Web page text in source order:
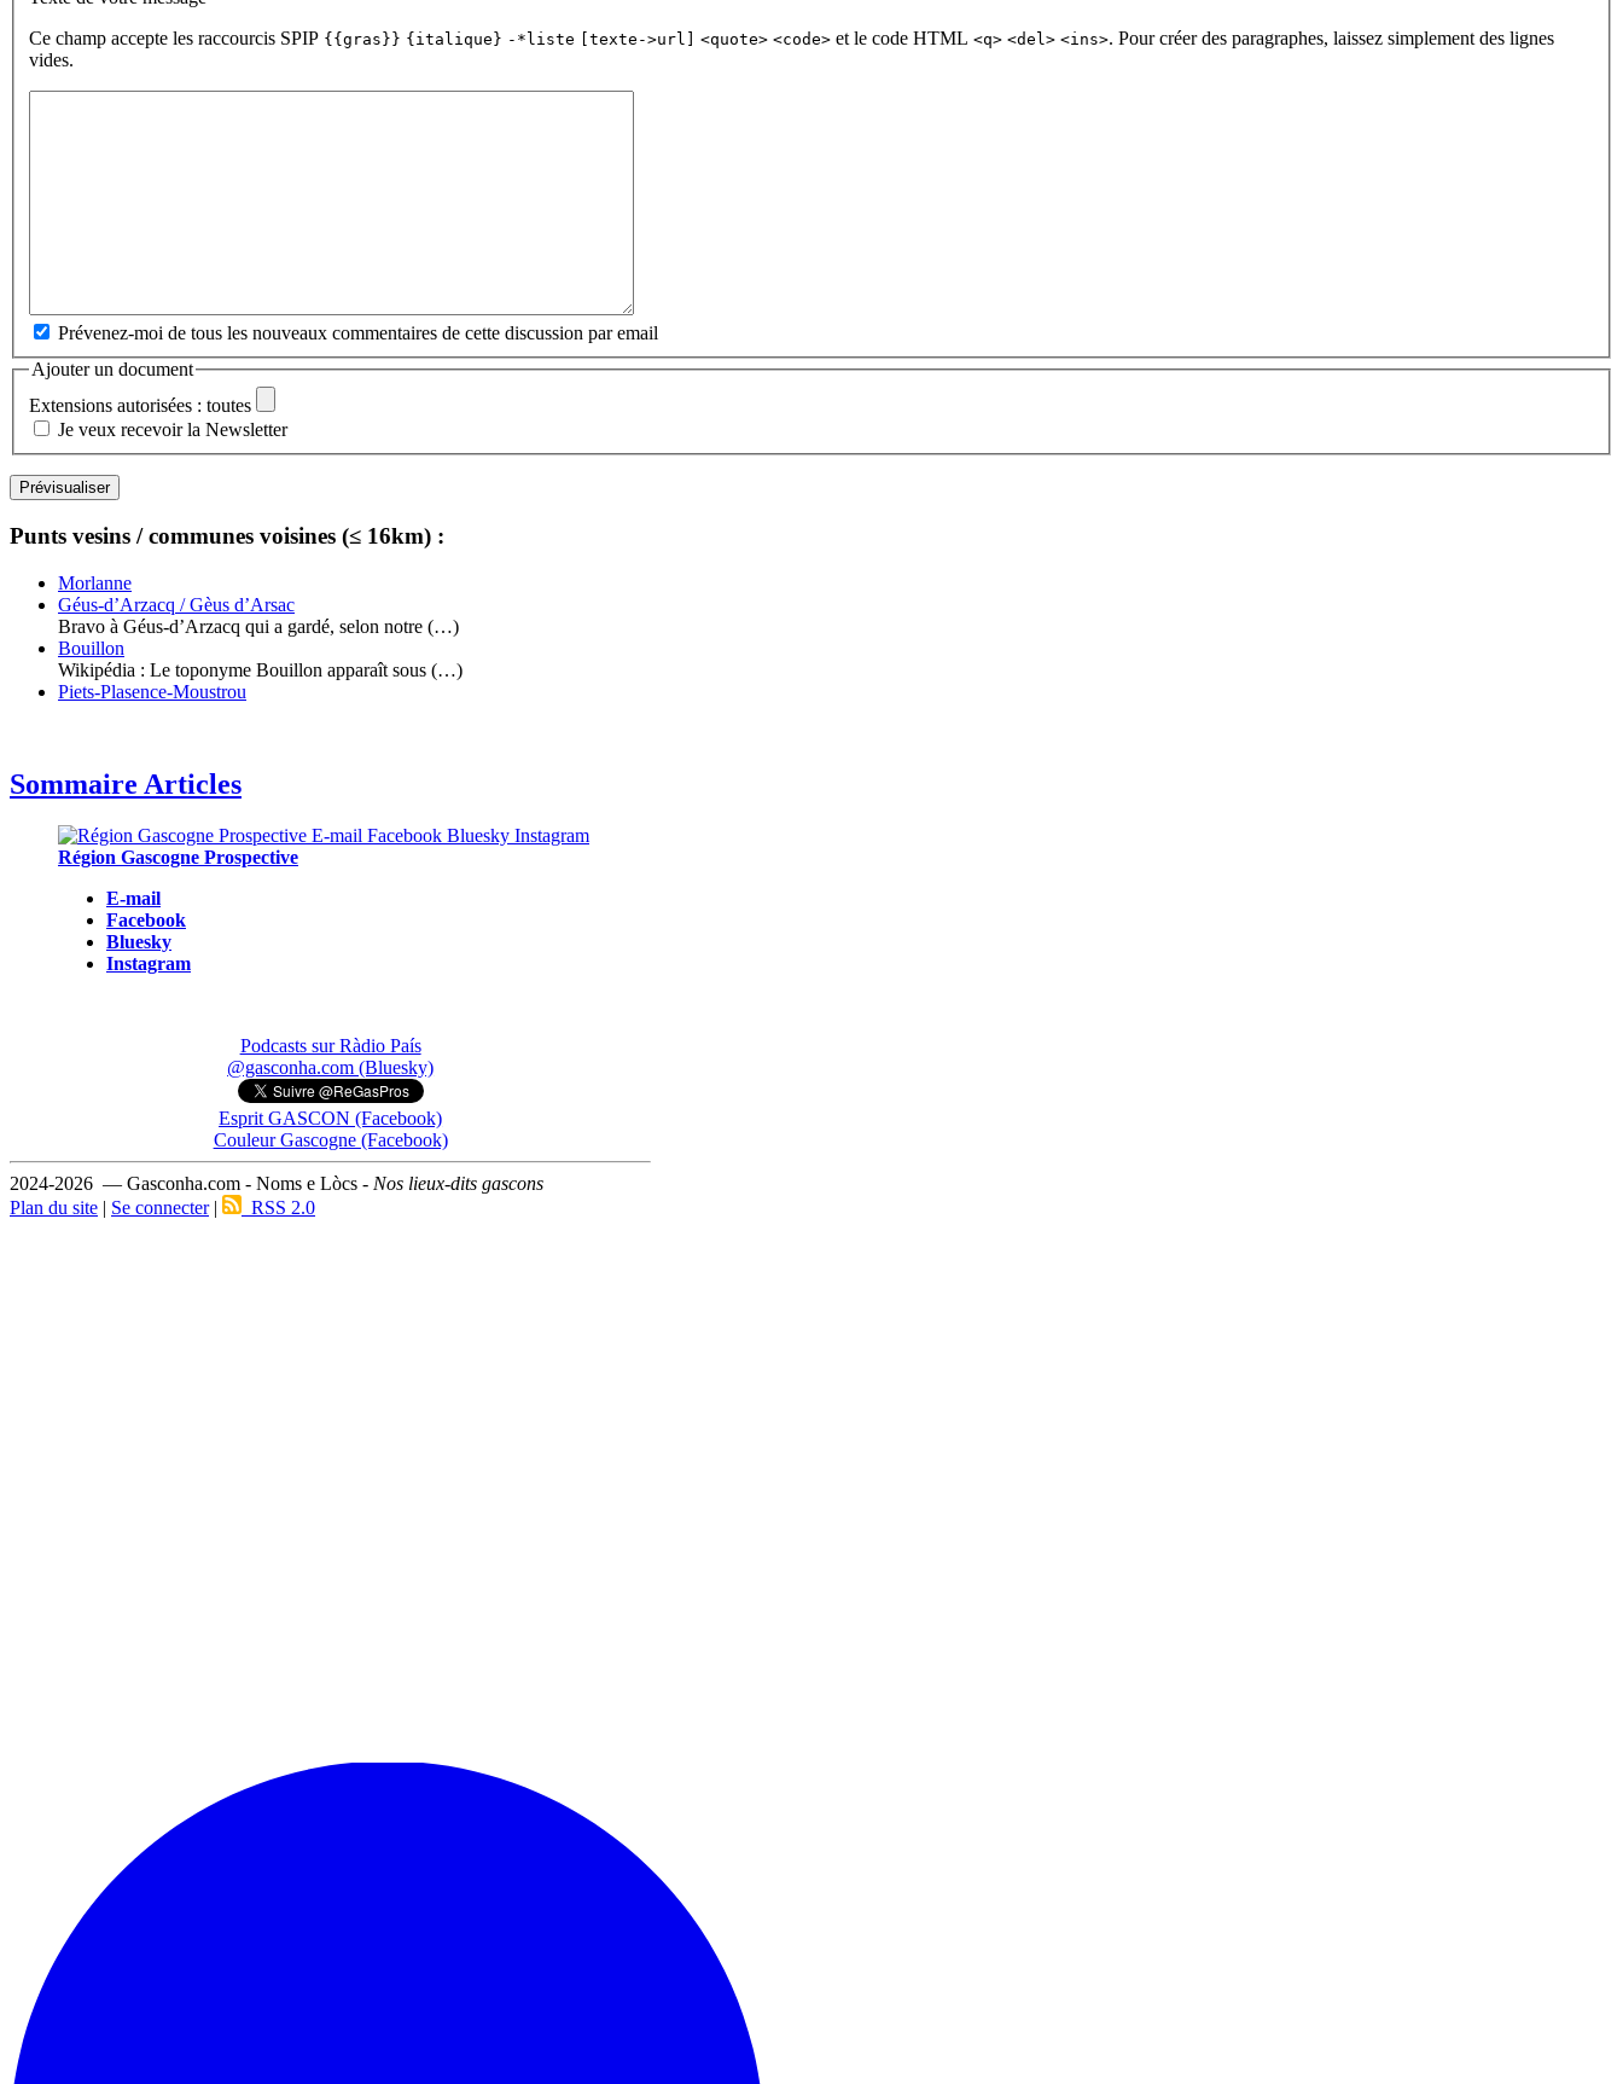
Ce champ accepte les raccourcis SPIP {{gras}} {italique} -*liste [texte->url] <quote> <code> et le code HTML <q> <del> <ins>. Pour créer des paragraphes, laissez simplement des lignes
vides.
Prévenez-moi de tous les nouveaux commentaires de cette discussion par email
Ajouter un document
Extensions autorisées : toutes
Je veux recevoir la Newsletter
Punts vesins / communes voisines (≤ 16km) :
Morlanne
Géus-d’Arzacq / Gèus d’Arsac
Bravo à Géus-d’Arzacq qui a gardé, selon notre (…)
Bouillon
Wikipédia : Le toponyme Bouillon apparaît sous (…)
Piets-Plasence-Moustrou
Sommaire Articles
Région Gascogne Prospective
E-mail
Facebook
Bluesky
Instagram
Podcasts sur Ràdio País
@gasconha.com (Bluesky)
Esprit GASCON (Facebook)
Couleur Gascogne (Facebook)
2024-2026 — Gasconha.com - Noms e Lòcs - Nos lieux-dits gascons
Plan du site | Se connecter| RSS 2.0